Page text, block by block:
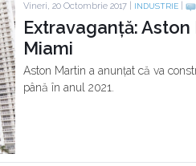
Vineri, 20 Octombrie 2017 | INDUSTRIE
Extravaganță:
Miami
Aston Martin a anunțat că va
până în anul 2021.